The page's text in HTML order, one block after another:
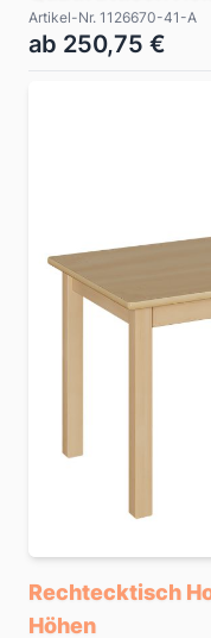
Artikel-Nr. 1126670-41-A
ab 250,75 €
Rechtecktisch
Höhen